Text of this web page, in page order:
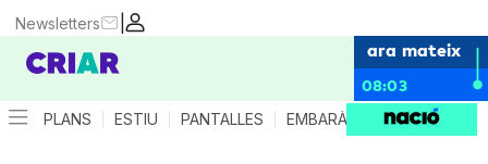
|
Newsletters
ara mateix
08:03
PLANS ESTIU PANTALLES EMBARÀS CRIANÇA